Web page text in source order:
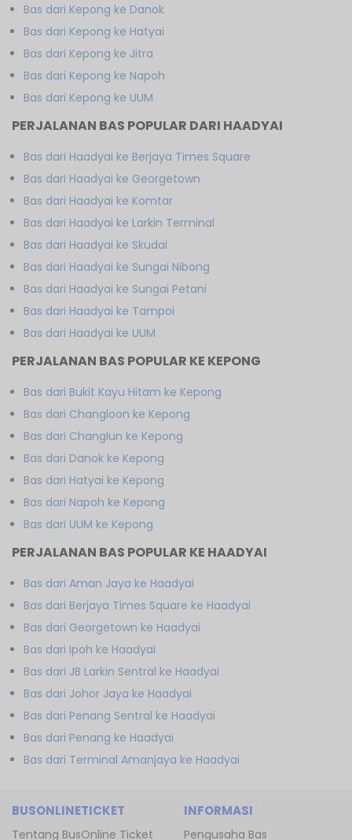
Bas dari Kepong ke Danok
Bas dari Kepong ke Hatyai
Bas dari Kepong ke Jitra
Bas dari Kepong ke Napoh
Bas dari Kepong ke UUM
PERJALANAN BAS POPULAR DARI HAADYAI
Bas dari Haadyai ke Berjaya Times Square
Bas dari Haadyai ke Georgetown
Bas dari Haadyai ke Komtar
Bas dari Haadyai ke Larkin Terminal
Bas dari Haadyai ke Skudai
Bas dari Haadyai ke Sungai Nibong
Bas dari Haadyai ke Sungai Petani
Bas dari Haadyai ke Tampoi
Bas dari Haadyai ke UUM
PERJALANAN BAS POPULAR KE KEPONG
Bas dari Bukit Kayu Hitam ke Kepong
Bas dari Changloon ke Kepong
Bas dari Changlun ke Kepong
Bas dari Danok ke Kepong
Bas dari Hatyai ke Kepong
Bas dari Napoh ke Kepong
Bas dari UUM ke Kepong
PERJALANAN BAS POPULAR KE HAADYAI
Bas dari Aman Jaya ke Haadyai
Bas dari Berjaya Times Square ke Haadyai
Bas dari Georgetown ke Haadyai
Bas dari Ipoh ke Haadyai
Bas dari JB Larkin Sentral ke Haadyai
Bas dari Johor Jaya ke Haadyai
Bas dari Penang Sentral ke Haadyai
Bas dari Penang ke Haadyai
Bas dari Terminal Amanjaya ke Haadyai
BUSONLINETICKET
Tentang BusOnline Ticket
INFORMASI
Pengusaha Bas